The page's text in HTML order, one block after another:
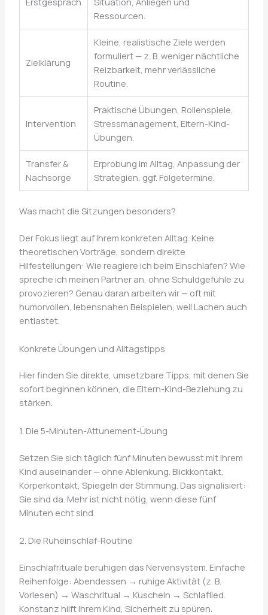
Ressourcen.
Zielklärung
Kleine, realistische Ziele werden
formuliert — z. B. weniger nächtliche
Reizbarkeit, mehr verlässliche
Routine.
Intervention
Praktische Übungen, Rollenspiele,
Stressmanagement, Eltern-Kind-
Übungen.
Transfer &
Nachsorge
Erprobung im Alltag, Anpassung der
Strategien, ggf. Folgetermine.
Was macht die Sitzungen besonders?
Der Fokus liegt auf Ihrem konkreten Alltag. Keine
theoretischen Vorträge, sondern direkte
Hilfestellungen: Wie reagiere ich beim Einschlafen? Wie
spreche ich meinen Partner an, ohne Schuldgefühle zu
provozieren? Genau daran arbeiten wir — oft mit
humorvollen, lebensnahen Beispielen, weil Lachen auch
entlastet.
Konkrete Übungen und Alltagstipps
Hier finden Sie direkte, umsetzbare Tipps, mit denen Sie
sofort beginnen können, die Eltern-Kind-Beziehung zu
stärken.
1. Die 5-Minuten-Attunement-Übung
Setzen Sie sich täglich fünf Minuten bewusst mit Ihrem
Kind auseinander — ohne Ablenkung. Blickkontakt,
Körperkontakt, Spiegeln der Stimmung. Das signalisiert:
Sie sind da. Mehr ist nicht nötig, wenn diese fünf
Minuten echt sind.
2. Die Ruheinschlaf-Routine
Einschlafrituale beruhigen das Nervensystem. Einfache
Reihenfolge: Abendessen → ruhige Aktivität (z. B.
Vorlesen) → Waschritual → Kuscheln → Schlaflied.
Konstanz hilft Ihrem Kind, Sicherheit zu spüren.